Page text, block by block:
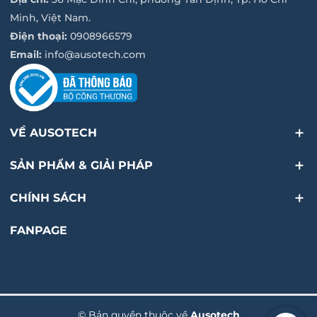
được thiết kế để tối ưu hóa sử dụng năng lượng, giúp
tiết kiệm chi phí và bảo vệ môi trường.
động liên tục và tin cậy cao, đáp ứng nhu cầu ổn định
của người sử dụng.
Tương Thích Linh Hoạt:
tương thích với nhiều hệ thống và ứng dụng khác nhau,
tạo ra sự linh hoạt trong triển khai.
Gia Đình và Văn Phòng:Primus và Biến Tần Growatt
định và tiết kiệm năng lượng.
chọn lý tưởng cho các doanh nghiệp, nơi đòi hỏi độ tin
thiết bị điện thông thường, mà là những đối tác đáng tin
Minh, Việt Nam.
Điện thoại: 0908966579
Email: info@ausotech.com
VỀ AUSOTECH
SẢN PHẨM & GIẢI PHÁP
CHÍNH SÁCH
FANPAGE